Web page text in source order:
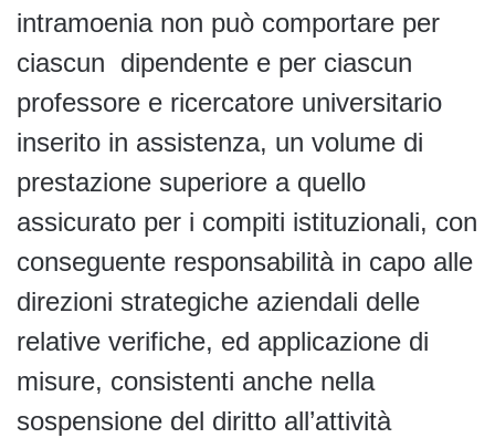
intramoenia non può comportare per
ciascun dipendente e per ciascun
professore e ricercatore universitario
inserito in assistenza, un volume di
prestazione superiore a quello
assicurato per i compiti istituzionali, con
conseguente responsabilità in capo alle
direzioni strategiche aziendali delle
relative verifiche, ed applicazione di
misure, consistenti anche nella
sospensione del diritto all’attività